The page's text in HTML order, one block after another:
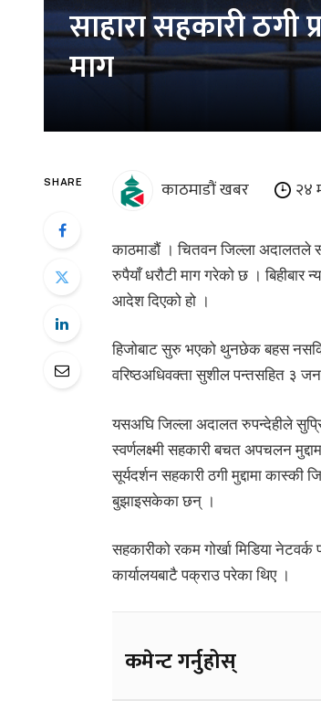
साहारा सहकारी
माग
SHARE काठमाडौं खबर २४
काठमाडौं । चितवन जिल्ला अदालतले
रुपैयाँ धरौटी माग गरेको छ । बिहीबार
आदेश दिएको हो ।
हिजोबाट सुरु भएको थुनछेक बहस
वरिष्ठअधिवक्ता सुशील पन्तसहित ३
यसअघि जिल्ला अदालत रुपन्देहीले
स्वर्णलक्ष्मी सहकारी बचत अपचलन
सूर्यदर्शन सहकारी ठगी मुद्दामा
बुझाइसकेका छन् ।
सहकारीको रकम गोर्खा मिडिया
कार्यालयबाटै पक्राउ परेका थिए ।
कमेन्ट गर्नुहोस्